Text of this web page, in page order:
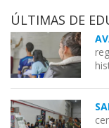
ÚLTIMAS DE